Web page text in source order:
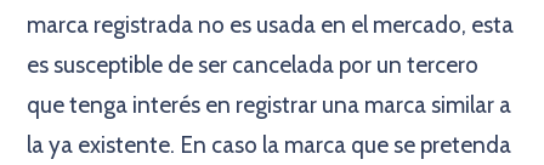
marca registrada no es usada en el mercado, esta
es susceptible de ser cancelada por un tercero
que tenga interés en registrar una marca similar a
la ya existente. En caso la marca que se pretenda